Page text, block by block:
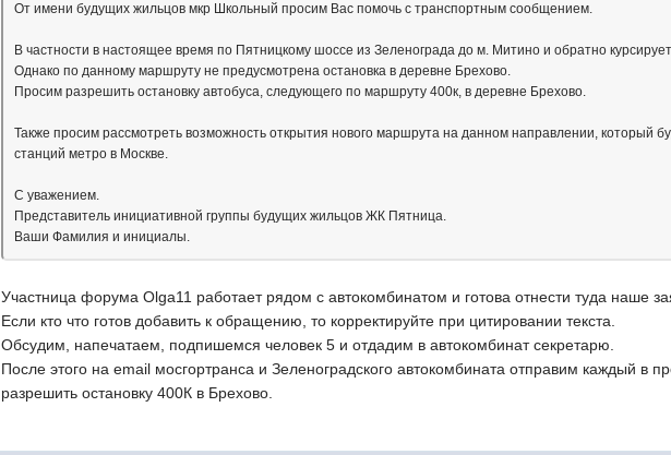
От имени будущих жильцов мкр Школьный просим Вас помочь с транспортным сообщением.
В частности в настоящее время по Пятницкому шоссе из Зеленограда до м. Митино и обратно
Однако по данному маршруту не предусмотрена остановка в деревне Брехово.
Просим разрешить остановку автобуса, следующего по маршруту 400к, в деревне Брехово.
Также просим рассмотреть возможность открытия нового маршрута на данном направлении, который
станций метро в Москве.
С уважением.
Представитель инициативной группы будущих жильцов ЖК Пятница.
Ваши Фамилия и инициалы.
Участница форума Olga11 работает рядом с автокомбинатом и готова отнести туда наше
Если кто что готов добавить к обращению, то корректируйте при цитировании текста.
Обсудим, напечатаем, подпишемся человек 5 и отдадим в автокомбинат секретарю.
После этого на email мосгортранса и Зеленоградского автокомбината отправим каждый в
разрешить остановку 400К в Брехово.